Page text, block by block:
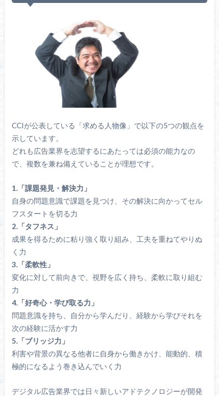
CCIが公表している「求める人物像」で以下の5つの観点を
示しています。
どれも広告業界を志望するにあたっては必須の能力なの
で、複数を兼ね備えていることが理想です。
1.「課題発見・解決力」
自身の問題意識で課題を見つけ、その解決に向かってセル
フスタートを切る力
2.「タフネス」
成果を得るために粘り強く取り組み、工夫を重ねてやりぬ
く力
3.「柔軟性」
変化に対して前向きで、視野を広く持ち、柔軟に取り組む
力
4.「好奇心・学び取る力」
問題意識を持ち、自分から学んだり、経験から学びそれを
次の経験に活かす力
5.「ブリッジ力」
利害や背景の異なる他者に自身から働きかけ、能動的、積
極的になるよう巻き込んでいく力
デジタル広告業界では日々新しいアドテクノロジーが開発